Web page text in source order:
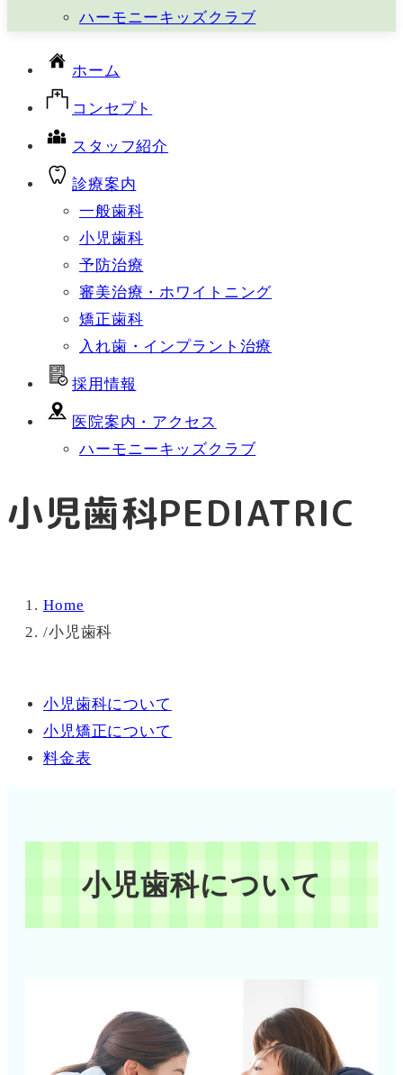
ハーモニーキッズクラブ
ホーム
コンセプト
スタッフ紹介
診療案内
一般歯科
小児歯科
予防治療
審美治療・ホワイトニング
矯正歯科
入れ歯・インプラント治療
採用情報
医院案内・アクセス
ハーモニーキッズクラブ
小児歯科PEDIATRIC
Home
/小児歯科
小児歯科について
小児矯正について
料金表
小児歯科について